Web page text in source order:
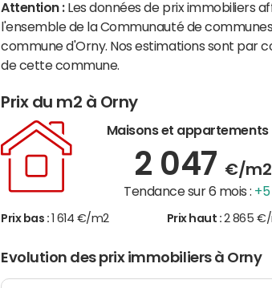
Attention : Les données de prix immobiliers
l'ensemble de la Communauté de
commune d'Orny. Nos estimations sont par
de cette commune.
Prix du m2 à Orny
Maisons et appartements
2 047 €/m2
Tendance sur 6 mois : +5
Prix bas : 1 614 €/m2 Prix haut : 2 865
Evolution des prix immobiliers à Orny